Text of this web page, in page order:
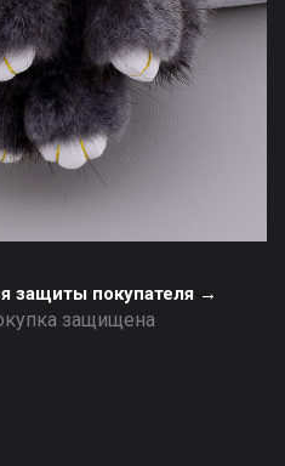
защиты покупателя →
защищена